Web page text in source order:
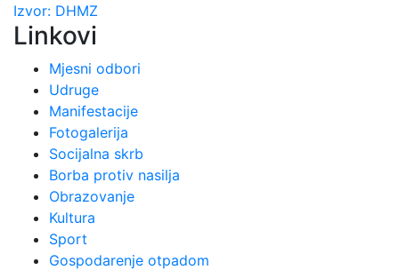
Izvor: DHMZ
Linkovi
Mjesni odbori
Udruge
Manifestacije
Fotogalerija
Socijalna skrb
Borba protiv nasilja
Obrazovanje
Kultura
Sport
Gospodarenje otpadom